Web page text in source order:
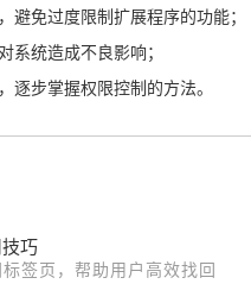
免过度限制扩展程序的功能；
系统造成不良影响；
逐步掌握权限控制的方法。
巧
签页，帮助用户高效找回